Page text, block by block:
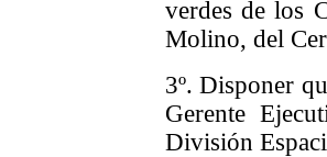
verdes de los
Molino, del
3º. Disponer
Gerente
División